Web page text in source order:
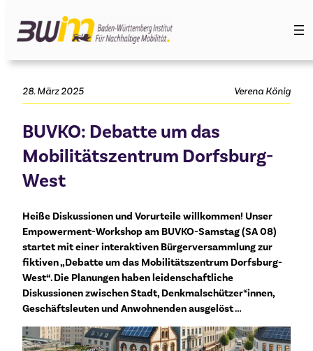
Inhalt
springen
28. März 2025 Verena König
BUVKO: Debatte um das
Mobilitätszentrum Dorfsburg-
West
Heiße Diskussionen und Vorurteile willkommen! Unser
Empowerment-Workshop am BUVKO-Samstag (SA 08)
startet mit einer interaktiven Bürgerversammlung zur
fiktiven „Debatte um das Mobilitätszentrum Dorfsburg-
West“. Die Planungen haben leidenschaftliche
Diskussionen zwischen Stadt, Denkmalschützer*innen,
Geschäftsleuten und Anwohnenden ausgelöst …